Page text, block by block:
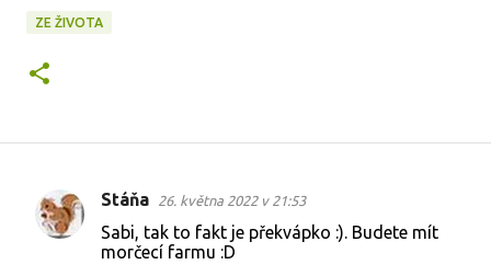
ZE ŽIVOTA
K
Stáňa 26. května 2022 v 21:53
Sabi, tak to fakt je překvápko :). Budete mít
morčecí farmu :D